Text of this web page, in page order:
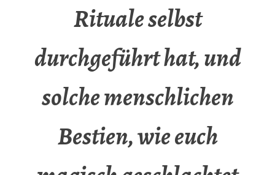
Rituale selbst
durchgeführt hat, und
solche menschlichen
Bestien, wie euch